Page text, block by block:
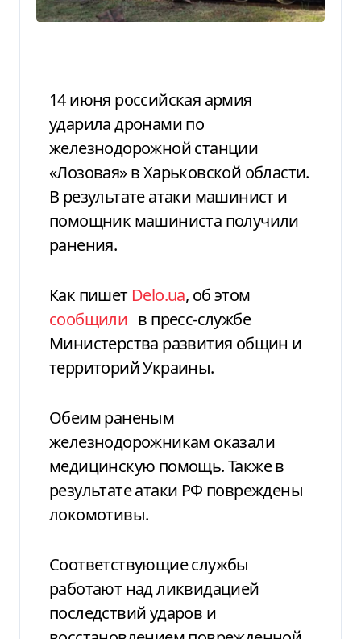
14 июня российская армия
ударила дронами по
железнодорожной станции
«Лозовая» в Харьковской области.
В результате атаки машинист и
помощник машиниста получили
ранения.
Как пишет Delo.ua, об этом
сообщили в пресс-службе
Министерства развития общин и
территорий Украины.
Обеим раненым
железнодорожникам оказали
медицинскую помощь. Также в
результате атаки РФ повреждены
локомотивы.
Соответствующие службы
работают над ликвидацией
последствий ударов и